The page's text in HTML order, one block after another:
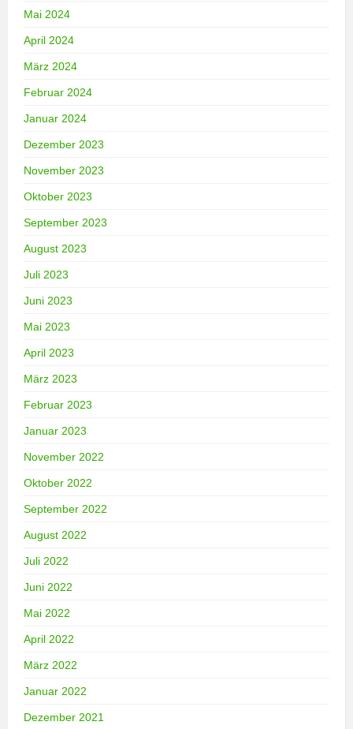
Mai 2024
April 2024
März 2024
Februar 2024
Januar 2024
Dezember 2023
November 2023
Oktober 2023
September 2023
August 2023
Juli 2023
Juni 2023
Mai 2023
April 2023
März 2023
Februar 2023
Januar 2023
November 2022
Oktober 2022
September 2022
August 2022
Juli 2022
Juni 2022
Mai 2022
April 2022
März 2022
Januar 2022
Dezember 2021